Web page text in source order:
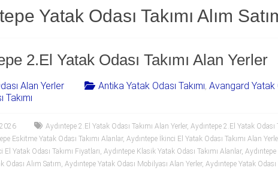
Yatak Odası Takımı Alım
2.El Yatak Odası Takımı Alan Yerler
Alan Yerler Antika Yatak Odası Takımı, Avangard Yatak
Takımı
Aydıntepe 2.El Yatak Odası Takımı Alan Yerler, Aydıntepe 2.El Yatak Odası
Eskitme Yatak Odası Takımı Alanlar, Aydıntepe İkinci El Yatak Odası Takımı Alan
El Yatak Odası Takımı Fiyatları, Aydıntepe Klasik Yatak Odası Takımı Alanlar,
Odası Alım Satım, Aydıntepe Yatak Odası Mobilyası Alan Yerler, Aydıntepe Yatak Odası